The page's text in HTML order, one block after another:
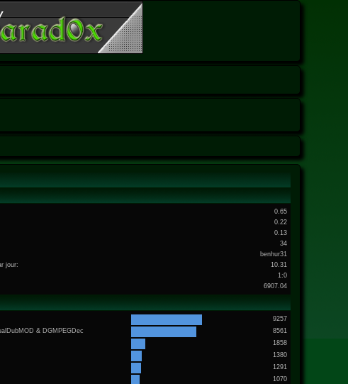
0.65
0.22
0.13
34
benhur31
jour:
10.31
1:0
6907.04
9257
& DGMPEGDec
8561
1858
1380
1291
1070